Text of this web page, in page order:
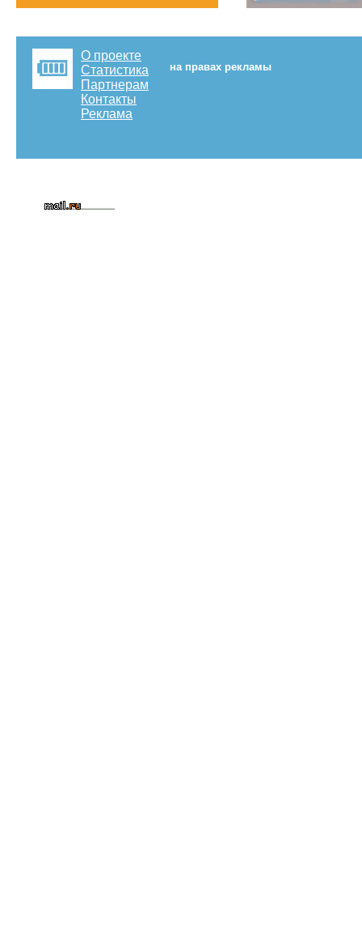
О проекте
Статистика
Партнерам
Контакты
Реклама
на правах рекламы